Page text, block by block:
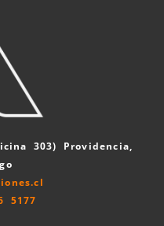
303) Providencia,
5177